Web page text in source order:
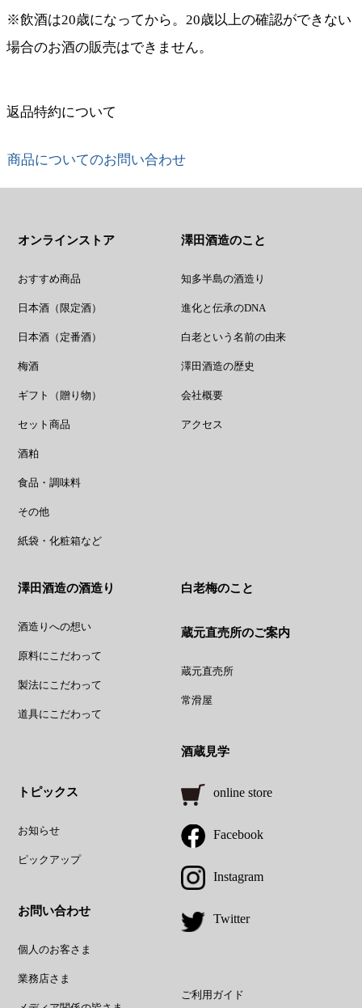
※飲酒は20歳になってから。20歳以上の確認ができない
場合のお酒の販売はできません。
返品特約について
商品についてのお問い合わせ
オンラインストア
おすすめ商品
日本酒（限定酒）
日本酒（定番酒）
梅酒
ギフト（贈り物）
セット商品
酒粕
食品・調味料
その他
紙袋・化粧箱など
澤田酒造のこと
知多半島の酒造り
進化と伝承のDNA
白老という名前の由来
澤田酒造の歴史
会社概要
アクセス
澤田酒造の酒造り
酒造りへの想い
原料にこだわって
製法にこだわって
道具にこだわって
白老梅のこと
蔵元直売所のご案内
蔵元直売所
常滑屋
酒蔵見学
トピックス
お知らせ
ピックアップ
お問い合わせ
個人のお客さま
業務店さま
online store
Facebook
Instagram
Twitter
ご利用ガイド